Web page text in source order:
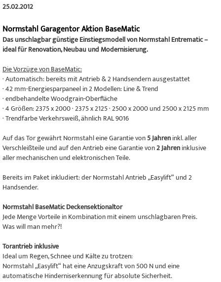
25.02.2012
Normstahl Garagentor Aktion BaseMatic
Das unschlagbar günstige Einstiegsmodell von Normstahl Entrematic –
ideal für Renovation, Neubau und Modernisierung.
Die Vorzüge von BaseMatic:
· Automatisch: bereits mit Antrieb & 2 Handsendern ausgestattet
· 42 mm-Energiesparpaneel in 2 Modellen: Line & Trend
· endbehandelte Woodgrain-Oberfläche
· 4 Größen: 2375 x 2000 · 2375 x 2125 · 2500 x 2000 und 2500 x 2125 mm
· Trendfarbe Verkehrsweiß, ähnlich RAL 9016
Auf das Tor gewährt Normstahl eine Garantie von5 Jahreninkl. aller
Verschleißteile und auf den Antrieb eine Garantie von2 Jahreninklusive
aller mechanischen und elektronischen Teile.
Bereits im Paket inkludiert: der Normstahl Antrieb „Easylift“ und 2
Handsender.
Normstahl BaseMatic Deckensektionaltor
Jede Menge Vorteile in Kombination mit einem unschlagbaren Preis.
Was will man mehr?!
Torantrieb inklusive
Ideal um Regen, Schnee und Kälte zu trotzen:
Normstahl „Easylift“ hat eine Anzugskraft von 500 N und eine
automatische Hinderniserkennung für absolute Sicherheit.